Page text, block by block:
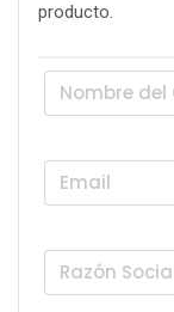
producto.